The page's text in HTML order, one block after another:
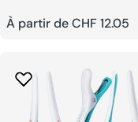
Prix
À partir de CHF 12.05